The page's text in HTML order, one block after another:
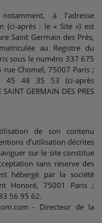
à l’adresse
(ci-après : le « Site ») est
Saint Germain des Prés,
au Registre du
sous le numéro 337 675
Chomel, 75007 Paris ;
45 48 35 53 (ci-après
GERMAIN DES PRES
de son contenu
d’utilisation décrites
sur le site constitue
sans réserve des
hébergé par la société
Honoré, 75001 Paris ;
56 95 62.
- Directeur de la